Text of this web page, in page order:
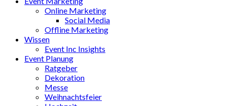
Online Marketing
Social Media
Offline Marketing
Wissen
Event Inc Insights
Event Planung
Ratgeber
Dekoration
Messe
Weihnachtsfeier